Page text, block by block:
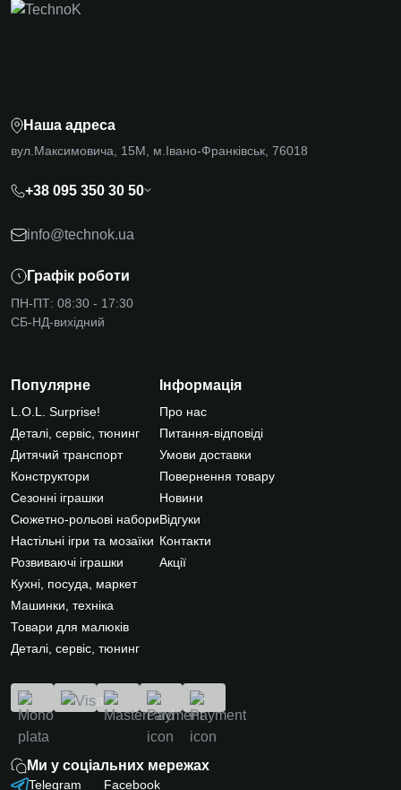
Наша адреса
вул.Максимовича, 15М, м.Івано-Франківськ, 76018
+38 095 350 30 50
info@technok.ua
Графік роботи
ПН-ПТ: 08:30 - 17:30
СБ-НД-вихідний
Популярне
L.O.L. Surprise!
Деталі, сервіс, тюнинг
Дитячий транспорт
Конструктори
Сезонні іграшки
Сюжетно-рольові набори
Настільні ігри та мозаїки
Розвиваючі іграшки
Кухні, посуда, маркет
Машинки, техніка
Товари для малюків
Деталі, сервіс, тюнинг
Інформація
Про нас
Питання-відповіді
Умови доставки
Повернення товару
Новини
Відгуки
Контакти
Акції
Ми у соціальних мережах
Telegram Facebook